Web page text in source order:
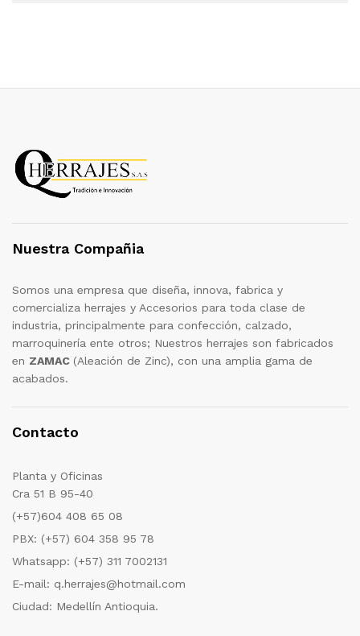
Nuestra Compañia
Somos una empresa que diseña, innova, fabrica y
comercializa herrajes y Accesorios para toda clase de
industria, principalmente para confección, calzado,
marroquinería ente otros; Nuestros herrajes son fabricados
en ZAMAC (Aleación de Zinc), con una amplia gama de
acabados.
Contacto
Planta y Oficinas
Cra 51 B 95-40
(+57)604 408 65 08
PBX: (+57) 604 358 95 78
Whatsapp: (+57) 311 7002131
E-mail: q.herrajes@hotmail.com
Ciudad: Medellín Antioquia.